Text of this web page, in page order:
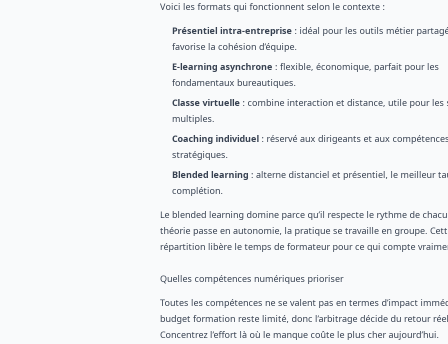
Voici les formats qui fonctionnent selon le contexte :
Présentiel intra-entreprise : idéal pour les outils métier
favorise la cohésion d’équipe.
E-learning asynchrone : flexible, économique, parfait pour les
fondamentaux bureautiques.
Classe virtuelle : combine interaction et distance, utile pour les
multiples.
Coaching individuel : réservé aux dirigeants et aux
stratégiques.
Blended learning : alterne distanciel et présentiel, le meilleur
complétion.
Le blended learning domine parce qu’il respecte le rythme de
théorie passe en autonomie, la pratique se travaille en groupe.
répartition libère le temps de formateur pour ce qui compte
Quelles compétences numériques prioriser
Toutes les compétences ne se valent pas en termes d’impact
budget formation reste limité, donc l’arbitrage décide du retour
Concentrez l’effort là où le manque coûte le plus cher aujourd’hui.